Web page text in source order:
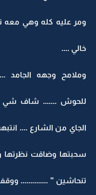
ومر عليه كله وهي معه
خالي ....
وملامح وجهه الجامد
للحوش ....... شاف شي
الجاي من الشارع ....
سحبتها وضاقت نظرتها
تنحاشين " ..............